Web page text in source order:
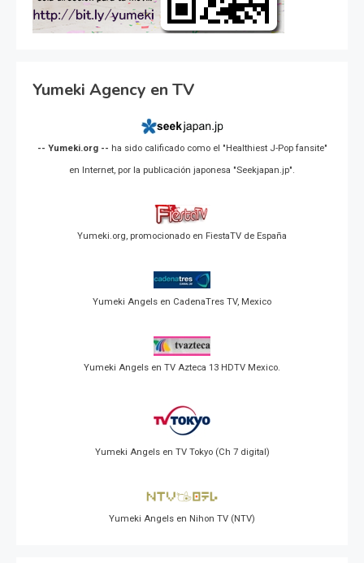
Yumeki Agency en TV
-- Yumeki.org -- ha sido calificado como el "Healthiest J-Pop fansite"
en Internet, por la publicación japonesa "Seekjapan.jp".
Yumeki.org, promocionado en FiestaTV de España
Yumeki Angels en CadenaTres TV, Mexico
Yumeki Angels en TV Azteca 13 HDTV Mexico.
Yumeki Angels en TV Tokyo (Ch 7 digital)
Yumeki Angels en Nihon TV (NTV)